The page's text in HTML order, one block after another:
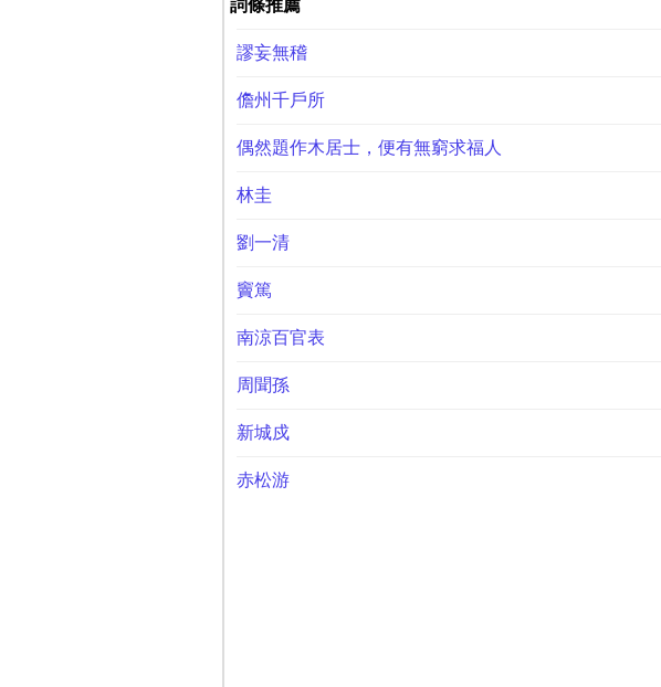
詞條推薦
謬妄無稽
儋州千戶所
偶然題作木居士，便有無窮求福人
林圭
劉一清
竇篤
南涼百官表
周聞孫
新城戍
赤松游